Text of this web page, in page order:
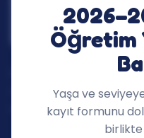
Öğretim
Yaşa ve
kayıt formunu
İngilizceyi dersin dışına
merakını ve
öğrenme ekosistemi.